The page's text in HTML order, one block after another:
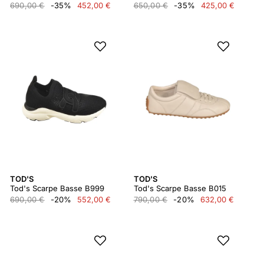
690,00 €
-35% 452,00 €
650,00 €
-35% 425,00 €
TOD'S
Tod's Scarpe Basse B999
690,00 €
-20% 552,00 €
TOD'S
Tod's Scarpe Basse B015
790,00 €
-20% 632,00 €